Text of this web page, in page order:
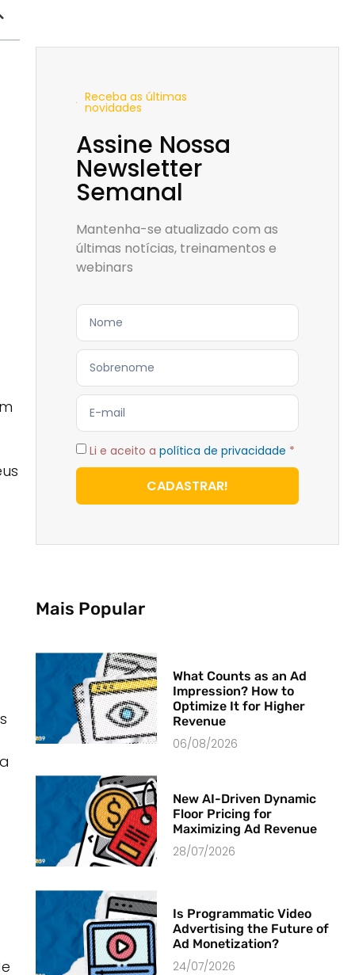
Receba as últimas
novidades
Assine Nossa
Newsletter
Semanal
Mantenha-se atualizado com as
últimas notícias, treinamentos e
webinars
Li e aceito a política de privacidade *
CADASTRAR!
Mais Popular
What Counts as an Ad
Impression? How to
Optimize It for Higher
Revenue
06/08/2026
New AI-Driven Dynamic
Floor Pricing for
Maximizing Ad Revenue
28/07/2026
Is Programmatic Video
Advertising the Future of
Ad Monetization?
24/07/2026